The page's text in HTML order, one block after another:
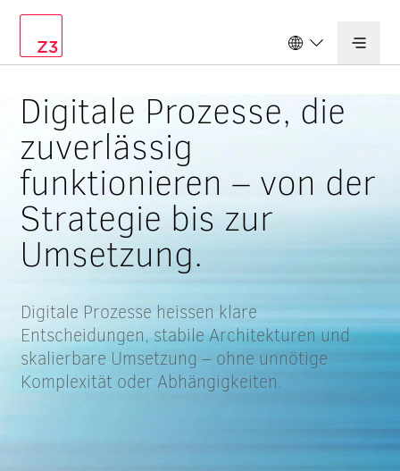
Schweiz
Digitale Prozesse, die
zuverlässig
funktionieren – von der
Strategie bis zur
Umsetzung.
Digitale Prozesse heissen klare
Entscheidungen, stabile Architekturen und
skalierbare Umsetzung – ohne unnötige
Komplexität oder Abhängigkeiten.